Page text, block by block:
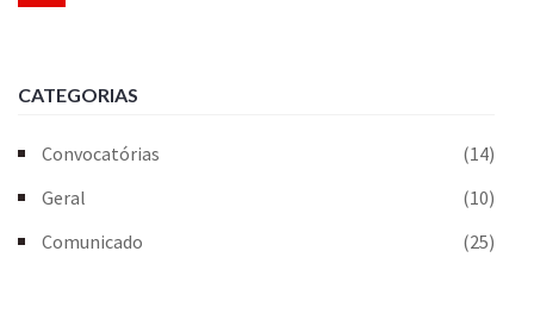
CATEGORIAS
Convocatórias
(14)
Geral
(10)
Comunicado
(25)